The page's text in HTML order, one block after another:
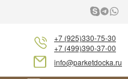
+7 (925)330-75-30
+7 (499)390-37-00
info@parketdocka.ru